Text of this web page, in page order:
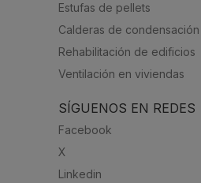
Estufas de pellets
Calderas de condensación
Rehabilitación de edificios
Ventilación en viviendas
SÍGUENOS EN REDES
Facebook
X
Linkedin